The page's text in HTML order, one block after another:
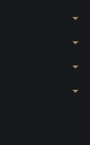
arrow_drop_down
arrow_drop_down
arrow_drop_down
arrow_drop_down